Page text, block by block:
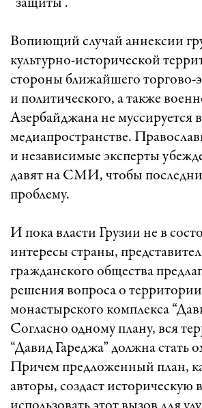
“защиты”.
Вопиющий случай аннексии
культурно-исторической
стороны ближайшего торгово-
и политического, а также
Азербайджана не муссируется
медиапространстве.
и независимые эксперты
давят на СМИ, чтобы
проблему.
И пока власти Грузии не в
интересы страны,
гражданского общества
решения вопроса о территории
монастырского комплекса
Согласно одному плану, вся
“Давид Гареджа” должна стать
Причем предложенный план,
авторы, создаст историческую